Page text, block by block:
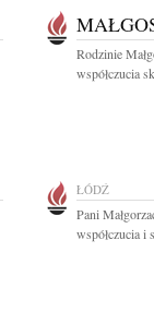
Rodzinie
współczucia
ŁÓDŹ
Pani
współczucia i